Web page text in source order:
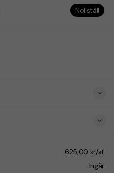
Nollställ
625,00 kr/st
Ingår